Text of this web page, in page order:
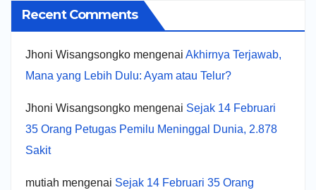
Recent Comments
Jhoni Wisangsongko mengenai Akhirnya Terjawab,
Mana yang Lebih Dulu: Ayam atau Telur?
Jhoni Wisangsongko mengenai Sejak 14 Februari
35 Orang Petugas Pemilu Meninggal Dunia, 2.878
Sakit
mutiah mengenai Sejak 14 Februari 35 Orang